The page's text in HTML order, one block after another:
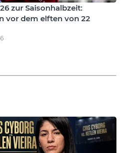
zur Saisonhalbzeit:
vor dem elften von 22